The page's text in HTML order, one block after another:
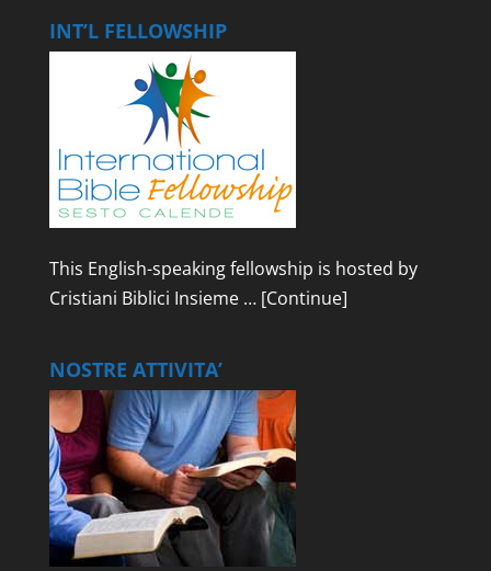
INT’L FELLOWSHIP
This English-speaking fellowship is hosted by
Cristiani Biblici Insieme … [Continue]
NOSTRE ATTIVITA’